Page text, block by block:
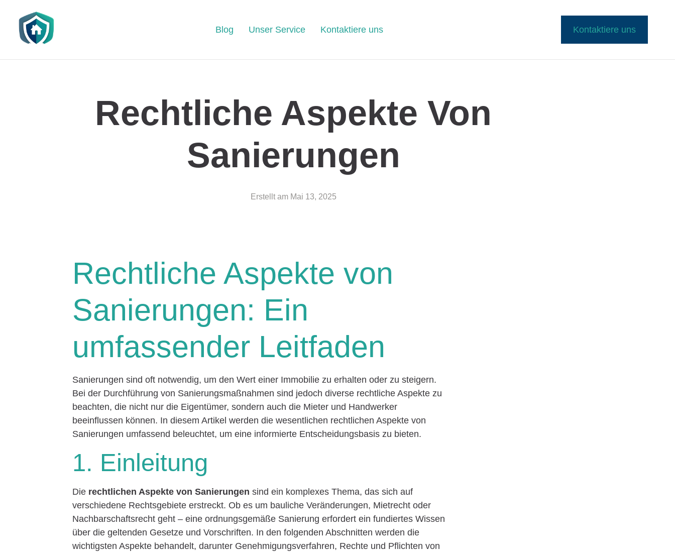
Blog Unser Service Kontaktiere uns Kontaktiere uns
Rechtliche Aspekte Von
Sanierungen
Erstellt am Mai 13, 2025
Rechtliche Aspekte von
Sanierungen: Ein
umfassender Leitfaden
Sanierungen sind oft notwendig, um den Wert einer Immobilie zu erhalten oder zu steigern.
Bei der Durchführung von Sanierungsmaßnahmen sind jedoch diverse rechtliche Aspekte zu
beachten, die nicht nur die Eigentümer, sondern auch die Mieter und Handwerker
beeinflussen können. In diesem Artikel werden die wesentlichen rechtlichen Aspekte von
Sanierungen umfassend beleuchtet, um eine informierte Entscheidungsbasis zu bieten.
1. Einleitung
Die rechtlichen Aspekte von Sanierungen sind ein komplexes Thema, das sich auf
verschiedene Rechtsgebiete erstreckt. Ob es um bauliche Veränderungen, Mietrecht oder
Nachbarschaftsrecht geht – eine ordnungsgemäße Sanierung erfordert ein fundiertes Wissen
über die geltenden Gesetze und Vorschriften. In den folgenden Abschnitten werden die
wichtigsten Aspekte behandelt, darunter Genehmigungsverfahren, Rechte und Pflichten von